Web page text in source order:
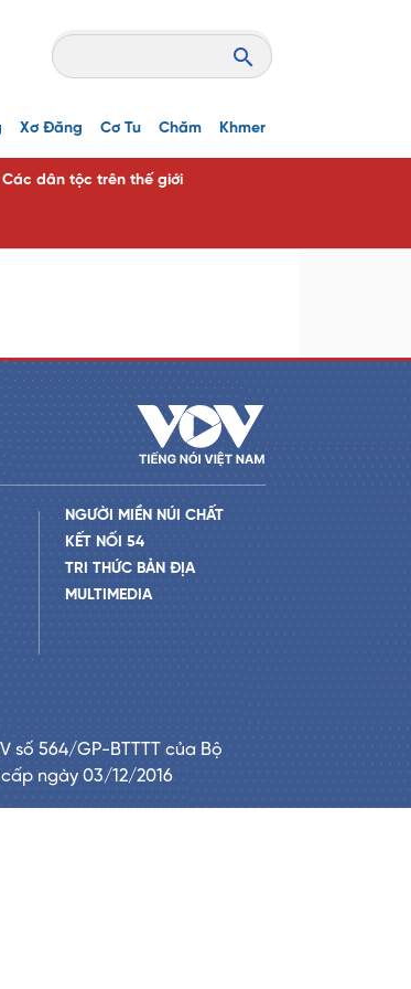
Xơ Đăng Cơ Tu Chăm Khmer
Các dân tộc trên thế giới
NGƯỜI MIỀN NÚI CHẤT
KẾT NỐI 54
TRI THỨC BẢN ĐỊA
MULTIMEDIA
số 564/GP-BTTTT của Bộ
ngày 03/12/2016